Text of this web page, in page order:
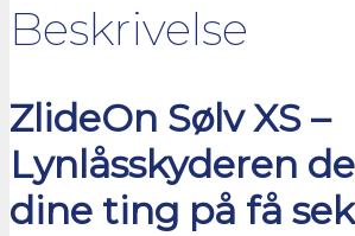
Beskrivelse
ZlideOn Sølv XS –
Lynlåsskyderen
dine ting på få